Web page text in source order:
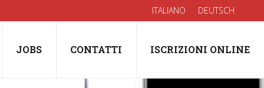
ITALIANO DEUTSCH
JOBS CONTATTI ISCRIZIONI ONLINE